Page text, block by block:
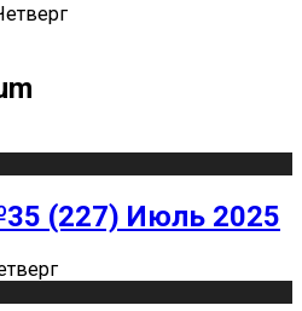
(227) Июль 2025